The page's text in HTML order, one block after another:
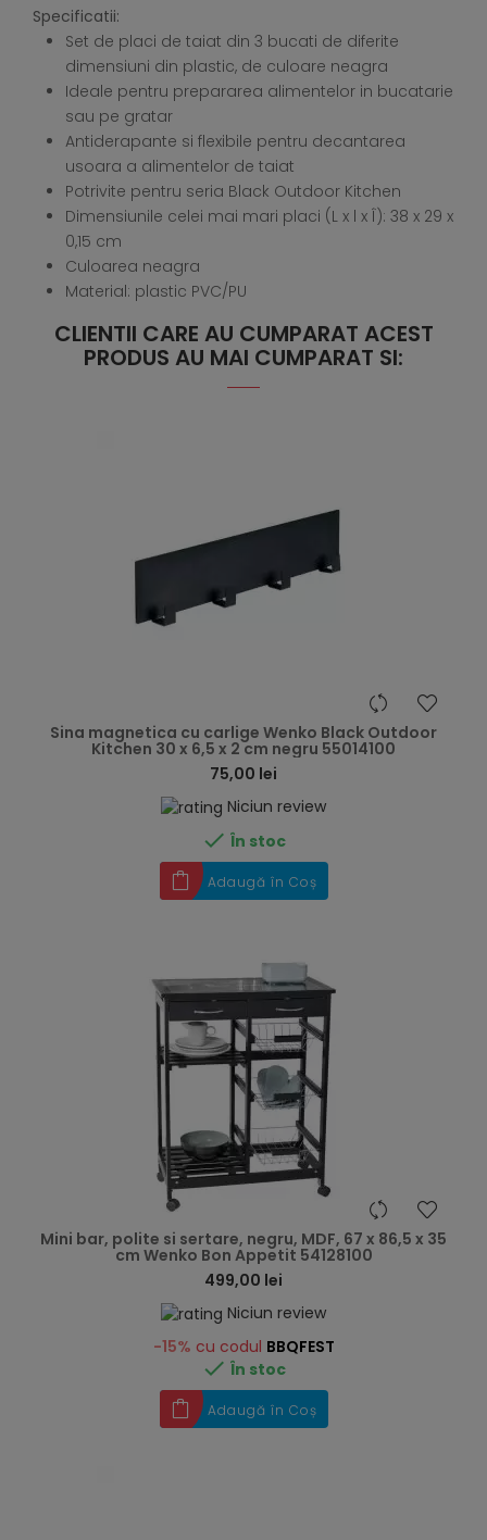
Specificatii:
Set de placi de taiat din 3 bucati de diferite
dimensiuni din plastic, de culoare neagra
Ideale pentru prepararea alimentelor in bucatarie
sau pe gratar
Antiderapante si flexibile pentru decantarea
usoara a alimentelor de taiat
Potrivite pentru seria Black Outdoor Kitchen
Dimensiunile celei mai mari placi (L x l x Î): 38 x 29 x
0,15 cm
Culoarea neagra
Material: plastic PVC/PU
CLIENTII CARE AU CUMPARAT ACEST
PRODUS AU MAI CUMPARAT SI:
Sina magnetica cu carlige Wenko Black Outdoor
Kitchen 30 x 6,5 x 2 cm negru 55014100
75,00 lei
Niciun review
 În stoc
Adaugă în Coș
Mini bar, polite si sertare, negru, MDF, 67 x 86,5 x 35
cm Wenko Bon Appetit 54128100
499,00 lei
Niciun review
-15% cu codul BBQFEST
 În stoc
Adaugă în Coș